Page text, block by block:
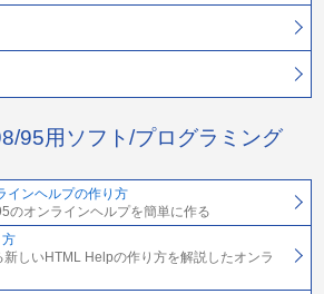
95用ソフト/プログラミング
インヘルプの作り方
のオンラインヘルプを簡単に作る
しいHTML Helpの作り方を解説したオンラ